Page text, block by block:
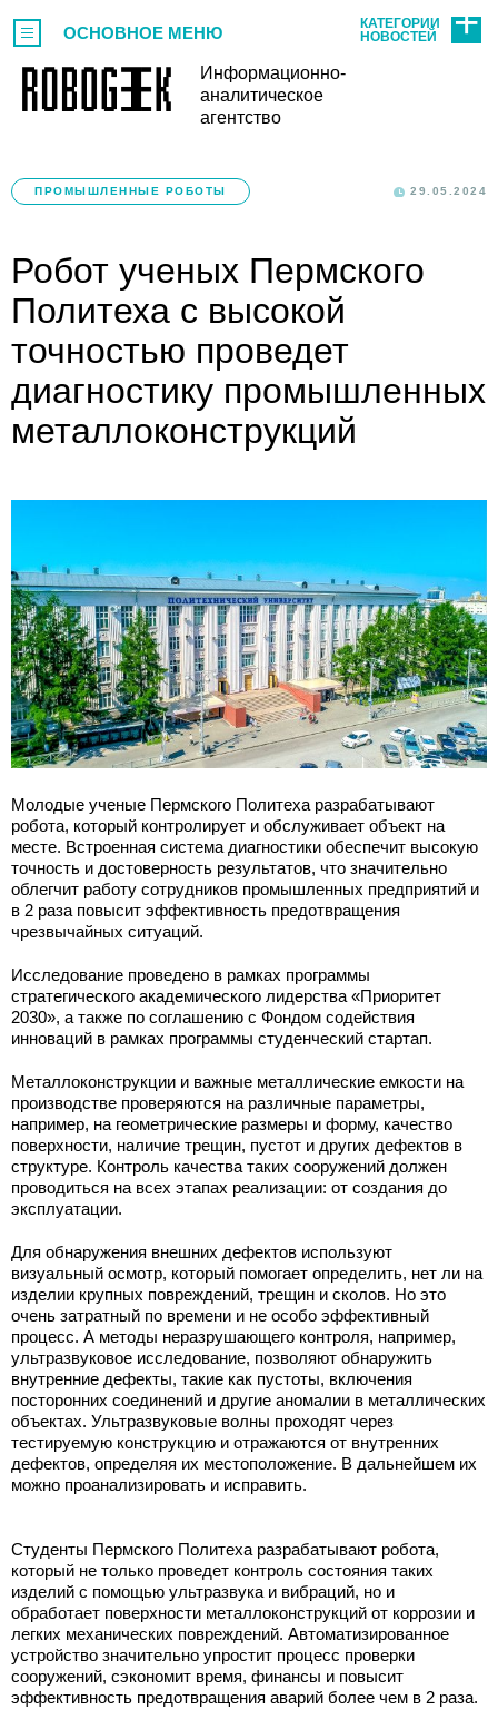
Информационно-
аналитическое
агентство
ОСНОВНОЕ МЕНЮ
КАТЕГОРИИ
НОВОСТЕЙ
ПРОМЫШЛЕННЫЕ РОБОТЫ 29.05.2024
Робот ученых Пермского
Политеха с высокой
точностью проведет
диагностику промышленных
металлоконструкций
Молодые ученые Пермского Политеха разрабатывают
робота, который контролирует и обслуживает объект на
месте. Встроенная система диагностики обеспечит высокую
точность и достоверность результатов, что значительно
облегчит работу сотрудников промышленных предприятий и
в 2 раза повысит эффективность предотвращения
чрезвычайных ситуаций.
Исследование проведено в рамках программы
стратегического академического лидерства «Приоритет
2030», а также по соглашению с Фондом содействия
инноваций в рамках программы студенческий стартап.
Металлоконструкции и важные металлические емкости на
производстве проверяются на различные параметры,
например, на геометрические размеры и форму, качество
поверхности, наличие трещин, пустот и других дефектов в
структуре. Контроль качества таких сооружений должен
проводиться на всех этапах реализации: от создания до
эксплуатации.
Для обнаружения внешних дефектов используют
визуальный осмотр, который помогает определить, нет ли на
изделии крупных повреждений, трещин и сколов. Но это
очень затратный по времени и не особо эффективный
процесс. А методы неразрушающего контроля, например,
ультразвуковое исследование, позволяют обнаружить
внутренние дефекты, такие как пустоты, включения
посторонних соединений и другие аномалии в металлических
объектах. Ультразвуковые волны проходят через
тестируемую конструкцию и отражаются от внутренних
дефектов, определяя их местоположение. В дальнейшем их
можно проанализировать и исправить.
Студенты Пермского Политеха разрабатывают робота,
который не только проведет контроль состояния таких
изделий с помощью ультразвука и вибраций, но и
обработает поверхности металлоконструкций от коррозии и
легких механических повреждений. Автоматизированное
устройство значительно упростит процесс проверки
сооружений, сэкономит время, финансы и повысит
эффективность предотвращения аварий более чем в 2 раза.